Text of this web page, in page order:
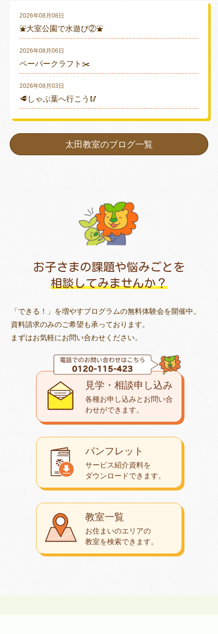
2026年08月08日
⛲大室公園で水遊び②⛲
2026年08月06日
ペーパークラフト✂️
2026年08月03日
🥩しゃぶ葉へ行こう🥢
太田教室のブログ一覧
お子さまの課題や悩みごとを
相談してみませんか？
「できる！」を増やすプログラムの無料体験会を開催中。
資料請求のみのご希望も承っております。
まずはお気軽にお問い合わせください。
教室一覧
お住まいのエリアの
教室を検索できます。
パンフレット
サービス紹介資料を
ダウンロードできます。
見学・相談申し込み
各種お申し込みとお問い合
わせができます。